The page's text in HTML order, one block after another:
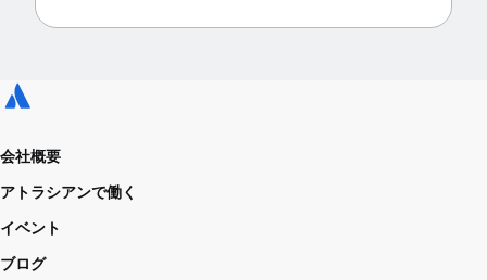
会社概要
アトラシアンで働く
イベント
ブログ